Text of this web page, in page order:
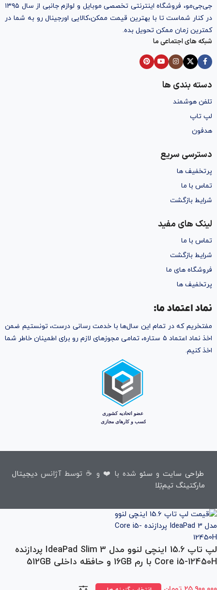
جی‌جی‌مو، فروشگاه اینترنتی تخصصی موبایل و لوازم جانبی از سال ۱۳۹۵
در کنار شماست تا با بهترین قیمت ممکن،‌کالایی اورجینال رو به شما در
کمترین زمان ممکن تحویل بده.
شبکه های اجتماعی ما
دسته بندی ها
تلفن هوشمند
لپ تاپ
هدفون
دسترسی سریع
پرتخفیف ها
تماس با ما
شرایط بازگشت
لینک های مفید
تماس با ما
شرایط بازگشت
فروشگاه های ما
پرتخفیف ها
نماد اعتماد ما:
مفتخریم که در تمام این سال‌ها با خدمت رسانی درست، تونستیم ضمن
اخذ نماد اعتماد ۵ ستاره، تمامی مجوز‌های لازم رو برای اطمینان خاطر شما
اخذ کنیم.
طراحی سایتو سئو شده با ❤️ و ☕ توسط آژانس دیجیتال
مارکتینگ تیم‌تِلا
لپ تاپ 15.6 اینچی لنوو مدل IdeaPad Slim 3 پردازنده
Core i5-12450H با رم 16GB و حافظه داخلی 512GB